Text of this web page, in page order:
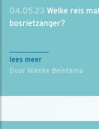
04.05.23 Welke reis
bosrietzanger?
lees meer
Door Nienke Beintema